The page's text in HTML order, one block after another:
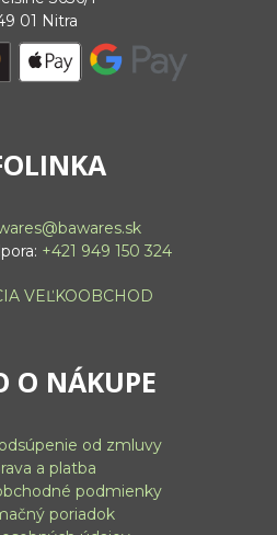
01 Nitra
+421 949 150 324
VEĽKOOBCHOD
O NÁKUPE
od zmluvy
a platba
podmienky
poriadok